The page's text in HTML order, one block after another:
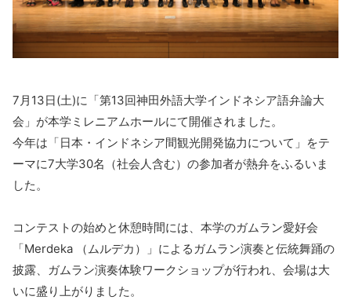
7月13日(土)に「第13回神田外語大学インドネシア語弁論大
会」が本学ミレニアムホールにて開催されました。
今年は「日本・インドネシア間観光開発協力について」をテ
ーマに7大学30名（社会人含む）の参加者が熱弁をふるいま
した。
コンテストの始めと休憩時間には、本学のガムラン愛好会
「Merdeka （ムルデカ）」によるガムラン演奏と伝統舞踊の
披露、ガムラン演奏体験ワークショップが行われ、会場は大
いに盛り上がりました。